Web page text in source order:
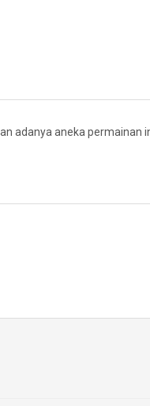
adanya aneka permainan